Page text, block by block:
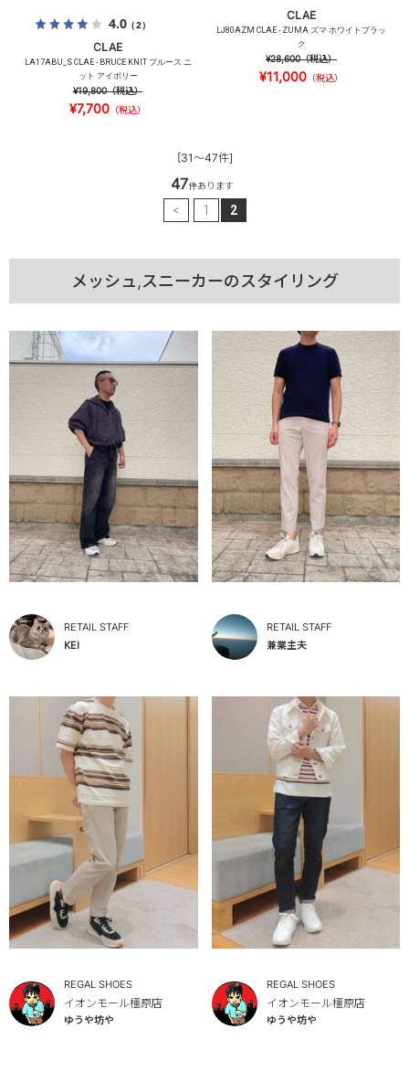
4.0（2）
CLAE
LA17ABU_S CLAE - BRUCE KNIT ブルース ニ
ット アイボリー
¥19,800（税込）
¥7,700 （税込）
CLAE
LJ80AZM CLAE - ZUMA ズマ ホワイトブラッ
ク
¥28,600（税込）
¥11,000 （税込）
[31～47件]
47件あります
< 1 2
メッシュ,スニーカーのスタイリング
RETAIL STAFF
KEI
RETAIL STAFF
兼業主夫
REGAL SHOES
イオンモール橿原店
ゆうや坊や
REGAL SHOES
イオンモール橿原店
ゆうや坊や